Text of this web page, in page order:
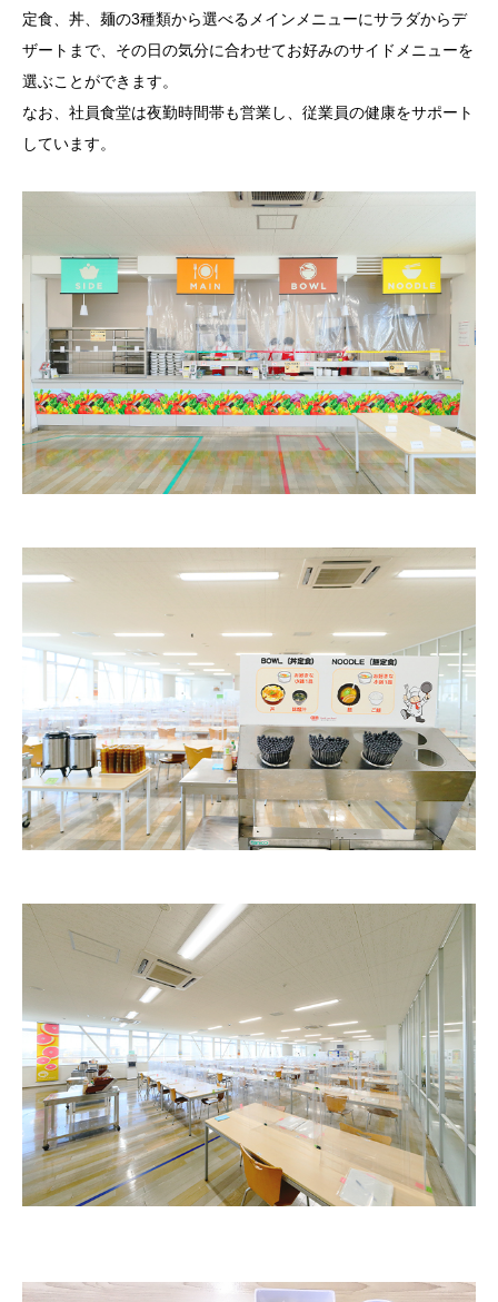
定食、丼、麺の3種類から選べるメインメニューにサラダからデ
ザートまで、その日の気分に合わせてお好みのサイドメニューを
選ぶことができます。
なお、社員食堂は夜勤時間帯も営業し、従業員の健康をサポート
しています。